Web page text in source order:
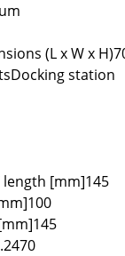
(L x W x
station
length [mm]145